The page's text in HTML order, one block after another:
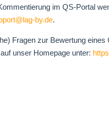
im QS-Portal
by.de.
Fragen zur Bewertung
unser Homepage unter: